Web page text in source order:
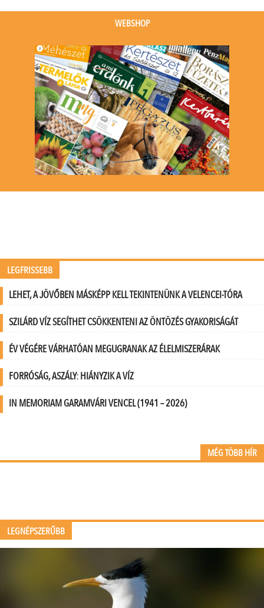
event)
WEBSHOP
LEGFRISSEBB
LEHET, A JÖVŐBEN MÁSKÉPP KELL TEKINTENÜNK A VELENCEI-TÓRA
SZILÁRD VÍZ SEGÍTHET CSÖKKENTENI AZ ÖNTÖZÉS GYAKORISÁGÁT
ÉV VÉGÉRE VÁRHATÓAN MEGUGRANAK AZ ÉLELMISZERÁRAK
FORRÓSÁG, ASZÁLY: HIÁNYZIK A VÍZ
IN MEMORIAM GARAMVÁRI VENCEL (1941 – 2026)
MÉG TÖBB HÍR
LEGNÉPSZERŰBB